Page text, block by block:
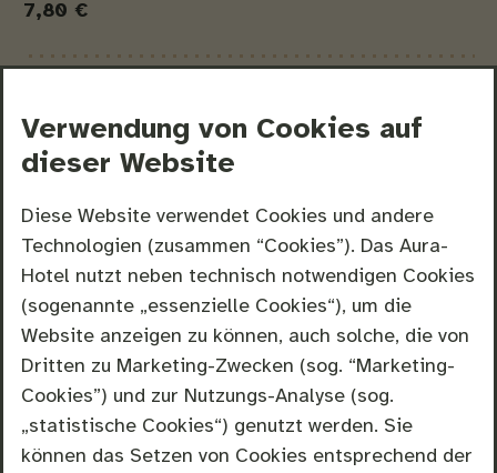
Verwendung von Cookies auf
dieser Website
Diese Website verwendet Cookies und andere
Technologien (zusammen “Cookies”). Das Aura-
Hotel nutzt neben technisch notwendigen Cookies
(sogenannte „essenzielle Cookies“), um die
Website anzeigen zu können, auch solche, die von
Dritten zu Marketing-Zwecken (sog. “Marketing-
Cookies”) und zur Nutzungs-Analyse (sog.
„statistische Cookies“) genutzt werden. Sie
können das Setzen von Cookies entsprechend der
7,80 €
Lillet, Schweppes Wildberry, Beeren
7,80 €
Hugo
Holundersirup, Sekt, Soda, Minze
7,80 €
Cuba Libre
4 cl Rum, Cola
7,80 €